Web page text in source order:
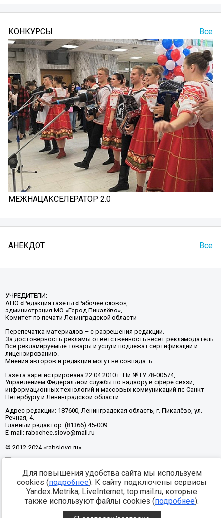
Все
КОНКУРСЫ
МЕЖНАЦАКСЕЛЕРАТОР 2.0
АНЕКДОТ Все
УЧРЕДИТЕЛИ:
АНО «Редакция газеты «Рабочее слово»,
администрация МО «Город Пикалёво»,
Комитет по печати Ленинградской области
Перепечатка материалов – с разрешения редакции.
За достоверность рекламы ответственность несёт рекламодатель.
Все рекламируемые товары и услуги подлежат сертификации и
лицензированию.
Мнения авторов и редакции могут не совпадать.
Газета зарегистрирована 22.04.2010 г. Пи №ТУ 78-00574,
Управлением Федеральной службы по надзору в сфере связи,
информационных технологий и массовых коммуникаций по Санкт-
Петербургу и Ленинградской области.
Адрес редакции: 187600, Ленинградская область, г. Пикалёво, ул.
Речная, 4.
Главный редактор: (81366) 45-009
E-mail: rabochee.slovo@mail.ru
© 2012-2024 «rabslovo.ru»
Разработка -
Для повышения удобства сайта мы используем
cookies (подробнее). К сайту подключены сервисы
Yandex.Metrika, LiveInternet, top.mail.ru, которые
также используют файлы cookies (подробнее).